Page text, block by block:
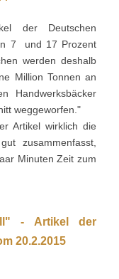
der Deutschen
7 und 17 Prozent
werden deshalb
Million Tonnen an
Handwerksbäcker
weggeworfen."
Artikel wirklich die
zusammenfasst,
Minuten Zeit zum
- Artikel der
20.2.2015